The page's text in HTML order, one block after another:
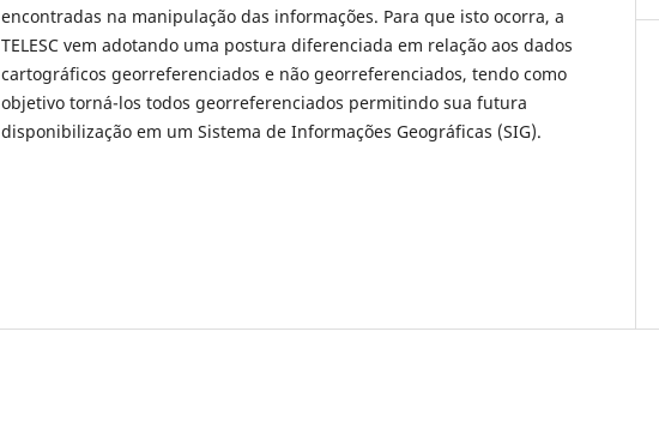
encontradas na manipulação das informações. Para que isto ocorra, a
TELESC vem adotando uma postura diferenciada em relação aos dados
cartográficos georreferenciados e não georreferenciados, tendo como
objetivo torná-los todos georreferenciados permitindo sua futura
disponibilização em um Sistema de Informações Geográficas (SIG).